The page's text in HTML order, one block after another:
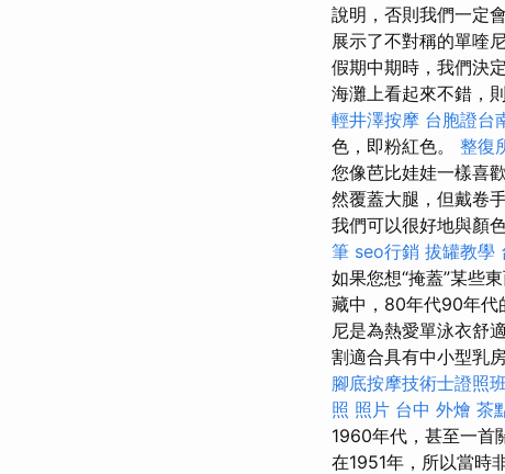
說明，否則我們一定
展示了不對稱的單喹
假期中期時，我們決
海灘上看起來不錯，
輕井澤按摩 台胞證台
色，即粉紅色。 整復
您像芭比娃娃一樣喜
然覆蓋大腿，但戴卷
我們可以很好地與顏
筆 seo行銷 拔罐教學
如果您想“掩蓋”某些
藏中，80年代90年代
尼是為熱愛單泳衣舒
割適合具有中小型乳
腳底按摩技術士證照班
照 照片 台中 外燴 茶
1960年代，甚至一首
在1951年，所以當時